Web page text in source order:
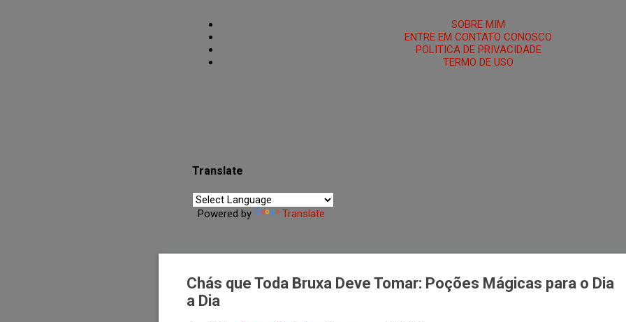
SOBRE MIM
ENTRE EM CONTATO CONOSCO
POLITICA DE PRIVACIDADE
TERMO DE USO
Translate
Powered by Translate
Chás que Toda Bruxa Deve Tomar: Poções Mágicas para o Dia
a Dia